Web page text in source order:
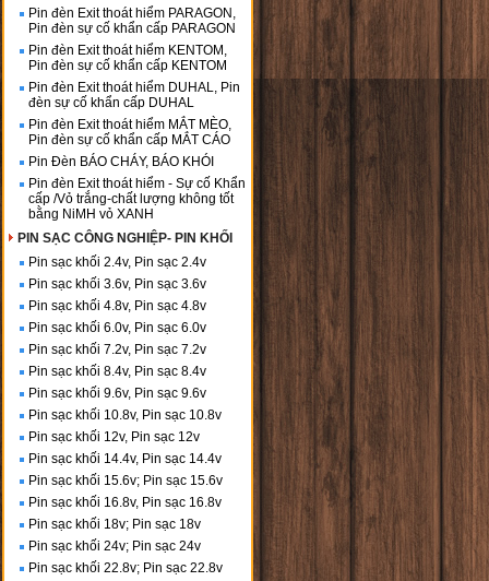
Pin đèn Exit thoát hiểm PARAGON,
Pin đèn sự cố khẩn cấp PARAGON
Pin đèn Exit thoát hiểm KENTOM,
Pin đèn sự cố khẩn cấp KENTOM
Pin đèn Exit thoát hiểm DUHAL, Pin
đèn sự cố khẩn cấp DUHAL
Pin đèn Exit thoát hiểm MẮT MÈO,
Pin đèn sự cố khẩn cấp MẮT CÁO
Pin Đèn BÁO CHÁY, BÁO KHÓI
Pin đèn Exit thoát hiểm - Sự cố Khẩn
cấp /Vỏ trắng-chất lượng không tốt
bằng NiMH vỏ XANH
PIN SẠC CÔNG NGHIỆP- PIN KHỐI
Pin sạc khối 2.4v, Pin sạc 2.4v
Pin sạc khối 3.6v, Pin sạc 3.6v
Pin sạc khối 4.8v, Pin sạc 4.8v
Pin sạc khối 6.0v, Pin sạc 6.0v
Pin sạc khối 7.2v, Pin sạc 7.2v
Pin sạc khối 8.4v, Pin sạc 8.4v
Pin sạc khối 9.6v, Pin sạc 9.6v
Pin sạc khối 10.8v, Pin sạc 10.8v
Pin sạc khối 12v, Pin sạc 12v
Pin sạc khối 14.4v, Pin sạc 14.4v
Pin sạc khối 15.6v; Pin sạc 15.6v
Pin sạc khối 16.8v, Pin sạc 16.8v
Pin sạc khối 18v; Pin sạc 18v
Pin sạc khối 24v; Pin sạc 24v
Pin sạc khối 22.8v; Pin sạc 22.8v